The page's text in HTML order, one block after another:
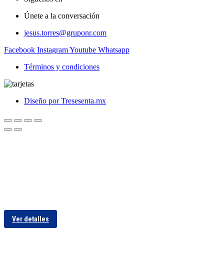
Ver detalles
Ver detalles
Únete a la conversación
jesus.torres@gruponr.com
Facebook InstagramYoutube Whatsapp
Términos y condiciones
Diseño por Tresesenta.mx